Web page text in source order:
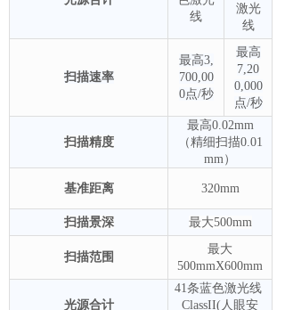
线
激光
线
扫描速率
最高3,
700,00
0点/秒
最高
7,20
0,000
点/秒
扫描精度
最高0.02mm
（精细扫描0.01
mm）
基准距离 320mm
扫描景深 最大500mm
扫描范围
最大
500mmX600mm
光源合计
41条蓝色激光线
ClassII(人眼安